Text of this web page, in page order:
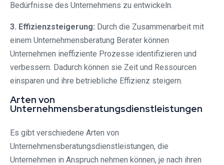
Bedürfnisse des Unternehmens zu entwickeln.
3. Effizienzsteigerung: Durch die Zusammenarbeit mit
einem Unternehmensberatung Berater können
Unternehmen ineffiziente Prozesse identifizieren und
verbessern. Dadurch können sie Zeit und Ressourcen
einsparen und ihre betriebliche Effizienz steigern.
Arten von
Unternehmensberatungsdienstleistungen
Es gibt verschiedene Arten von
Unternehmensberatungsdienstleistungen, die
Unternehmen in Anspruch nehmen können, je nach ihren